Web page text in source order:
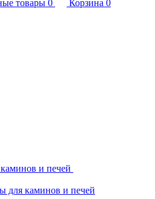
товары 0 Корзина 0
и печей
для каминов и печей